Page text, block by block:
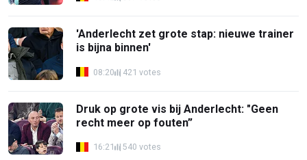
'Anderlecht zet grote stap: nieuwe trainer
is bijna binnen'
08:20 421 votes
Druk op grote vis bij Anderlecht: "Geen
recht meer op fouten”
16:21 540 votes